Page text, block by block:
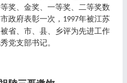
奖、金奖、一等奖、二等奖数
政府表彰一次， 1997年被江苏
省、市、县、乡评为先进工作
党支部书记。